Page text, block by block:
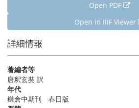
Open PDF
Open in IIIF Viewer
詳細情報
著編者等
唐釈玄奘 訳
年代
鎌倉中期刊 春日版